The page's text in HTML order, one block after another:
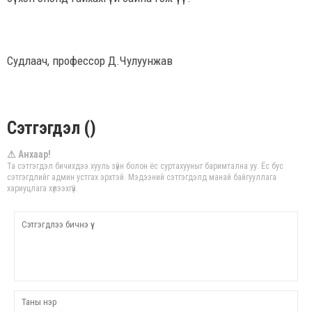
Судлаач, профессор Д.Чулуунжав
Сэтгэгдэл ()
⚠ Анхаар!
Та сэтгэгдэл бичихдээ хууль зүйн болон ёс суртахууныг баримтална уу. Ёс бус
сэтгэгдлийг админ устгах эрхтэй. Мэдээний сэтгэгдэлд манай байгууллага
хариуцлага хүлээхгүй.